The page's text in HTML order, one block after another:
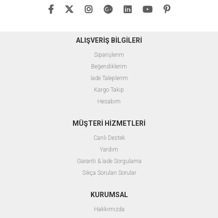
ALIŞVERİŞ BİLGİLERİ
Siparişlerim
Beğendiklerim
İade Taleplerim
Kargo Takip
Hesabım
MÜŞTERİ HİZMETLERİ
Canlı Destek
Yardım
Garanti & İade Sorgulama
Sıkça Sorulan Sorular
KURUMSAL
Hakkımızda